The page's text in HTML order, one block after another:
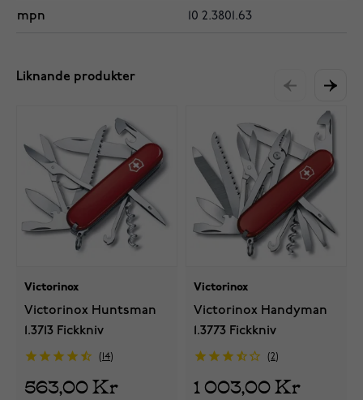
mpn 10 2.3801.63
Liknande produkter
Victorinox
Victorinox Huntsman
1.3713 Fickkniv
14
563,00 Kr
Victorinox
Victorinox Handyman
1.3773 Fickkniv
2
1 003,00 Kr